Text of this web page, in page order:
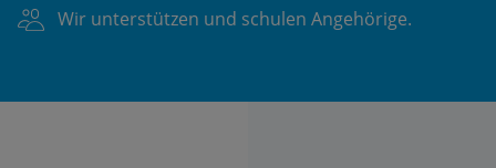
Wir unterstützen und schulen Angehörige.